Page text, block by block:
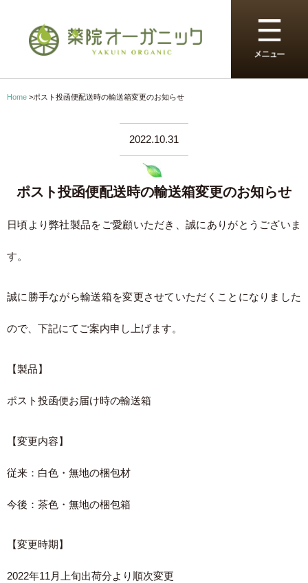
Home >ポスト投函便配送時の輸送箱変更のお知らせ
2022.10.31
ポスト投函便配送時の輸送箱変更のお知らせ
日頃より弊社製品をご愛顧いただき、誠にありがとうございま
す。
誠に勝手ながら輸送箱を変更させていただくことになりました
ので、下記にてご案内申し上げます。
【製品】
ポスト投函便お届け時の輸送箱
【変更内容】
従来：白色・無地の梱包材
今後：茶色・無地の梱包箱
【変更時期】
2022年11月上旬出荷分より順次変更